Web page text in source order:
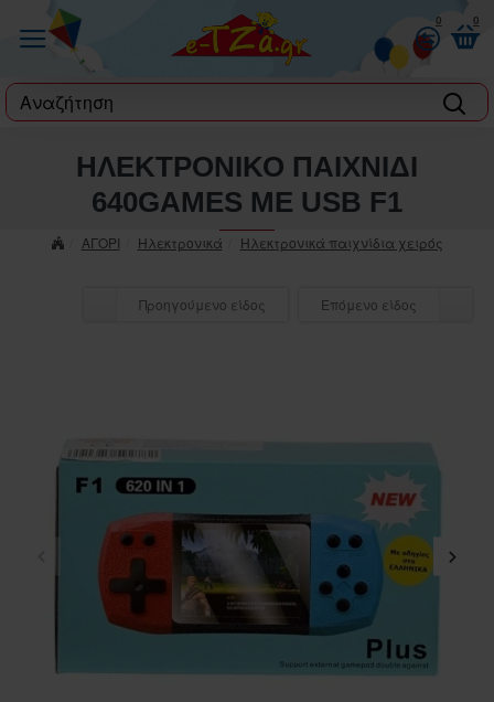
0 0
label
ΑΓΟΡΙ Ηλεκτρονικά Ηλεκτρονικά παιχνίδια χειρός
ΗΛΕΚΤΡΟΝΙΚΟ ΠΑΙΧΝΙΔΙ
640GΑΜΕS ΜΕ USΒ F1
Προηγούμενο είδος Επόμενο είδος